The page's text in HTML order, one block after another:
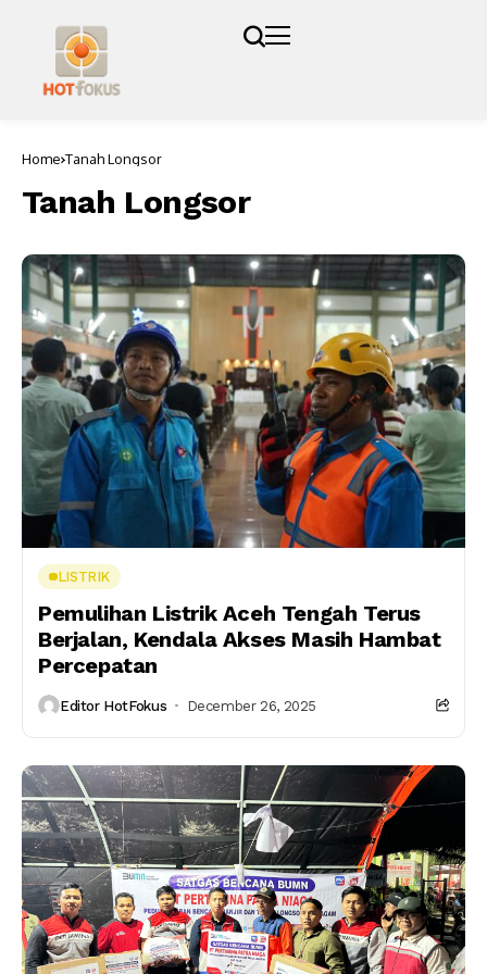
Home Tanah Longsor
Tanah Longsor
LISTRIK
Pemulihan Listrik Aceh Tengah Terus
Berjalan, Kendala Akses Masih Hambat
Percepatan
Editor HotFokus December 26, 2025